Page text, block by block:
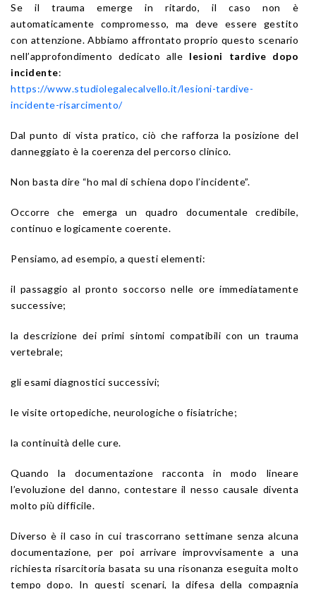
Se il trauma emerge in ritardo, il caso non è
automaticamente compromesso, ma deve essere gestito
con attenzione. Abbiamo affrontato proprio questo scenario
nell’approfondimento dedicato alle lesioni tardive dopo
incidente:
https://www.studiolegalecalvello.it/lesioni-tardive-
incidente-risarcimento/
Dal punto di vista pratico, ciò che rafforza la posizione del
danneggiato è la coerenza del percorso clinico.
Non basta dire “ho mal di schiena dopo l’incidente”.
Occorre che emerga un quadro documentale credibile,
continuo e logicamente coerente.
Pensiamo, ad esempio, a questi elementi:
il passaggio al pronto soccorso nelle ore immediatamente
successive;
la descrizione dei primi sintomi compatibili con un trauma
vertebrale;
gli esami diagnostici successivi;
le visite ortopediche, neurologiche o fisiatriche;
la continuità delle cure.
Quando la documentazione racconta in modo lineare
l’evoluzione del danno, contestare il nesso causale diventa
molto più difficile.
Diverso è il caso in cui trascorrano settimane senza alcuna
documentazione, per poi arrivare improvvisamente a una
richiesta risarcitoria basata su una risonanza eseguita molto
tempo dopo. In questi scenari, la difesa della compagnia